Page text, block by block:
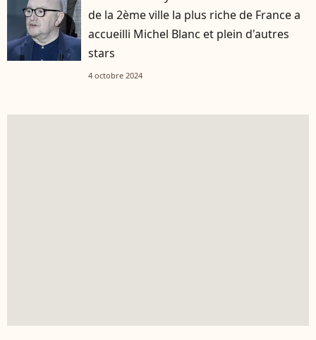
de la 2ème ville la plus riche de France a
accueilli Michel Blanc et plein d'autres
stars
4 octobre 2024